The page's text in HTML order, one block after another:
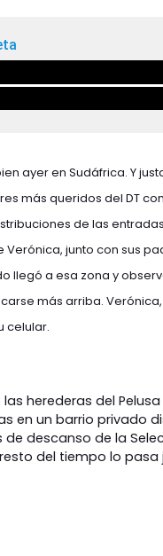
ayer en Sudáfrica. Y
más queridos del DT
de las
Verónica, junto con sus
llegó a esa zona y
más arriba.
celular.
herederas del
en un barrio privado
descanso de la
del tiempo lo pasa